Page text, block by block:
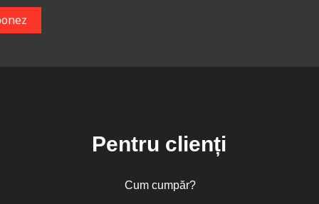
Pentru clienți
Cum cumpăr?